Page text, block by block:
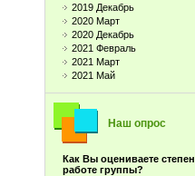
2019 Декабрь
2020 Март
2020 Декабрь
2021 Февраль
2021 Март
2021 Май
Наш опрос
Как Вы оцениваете
работе группы?